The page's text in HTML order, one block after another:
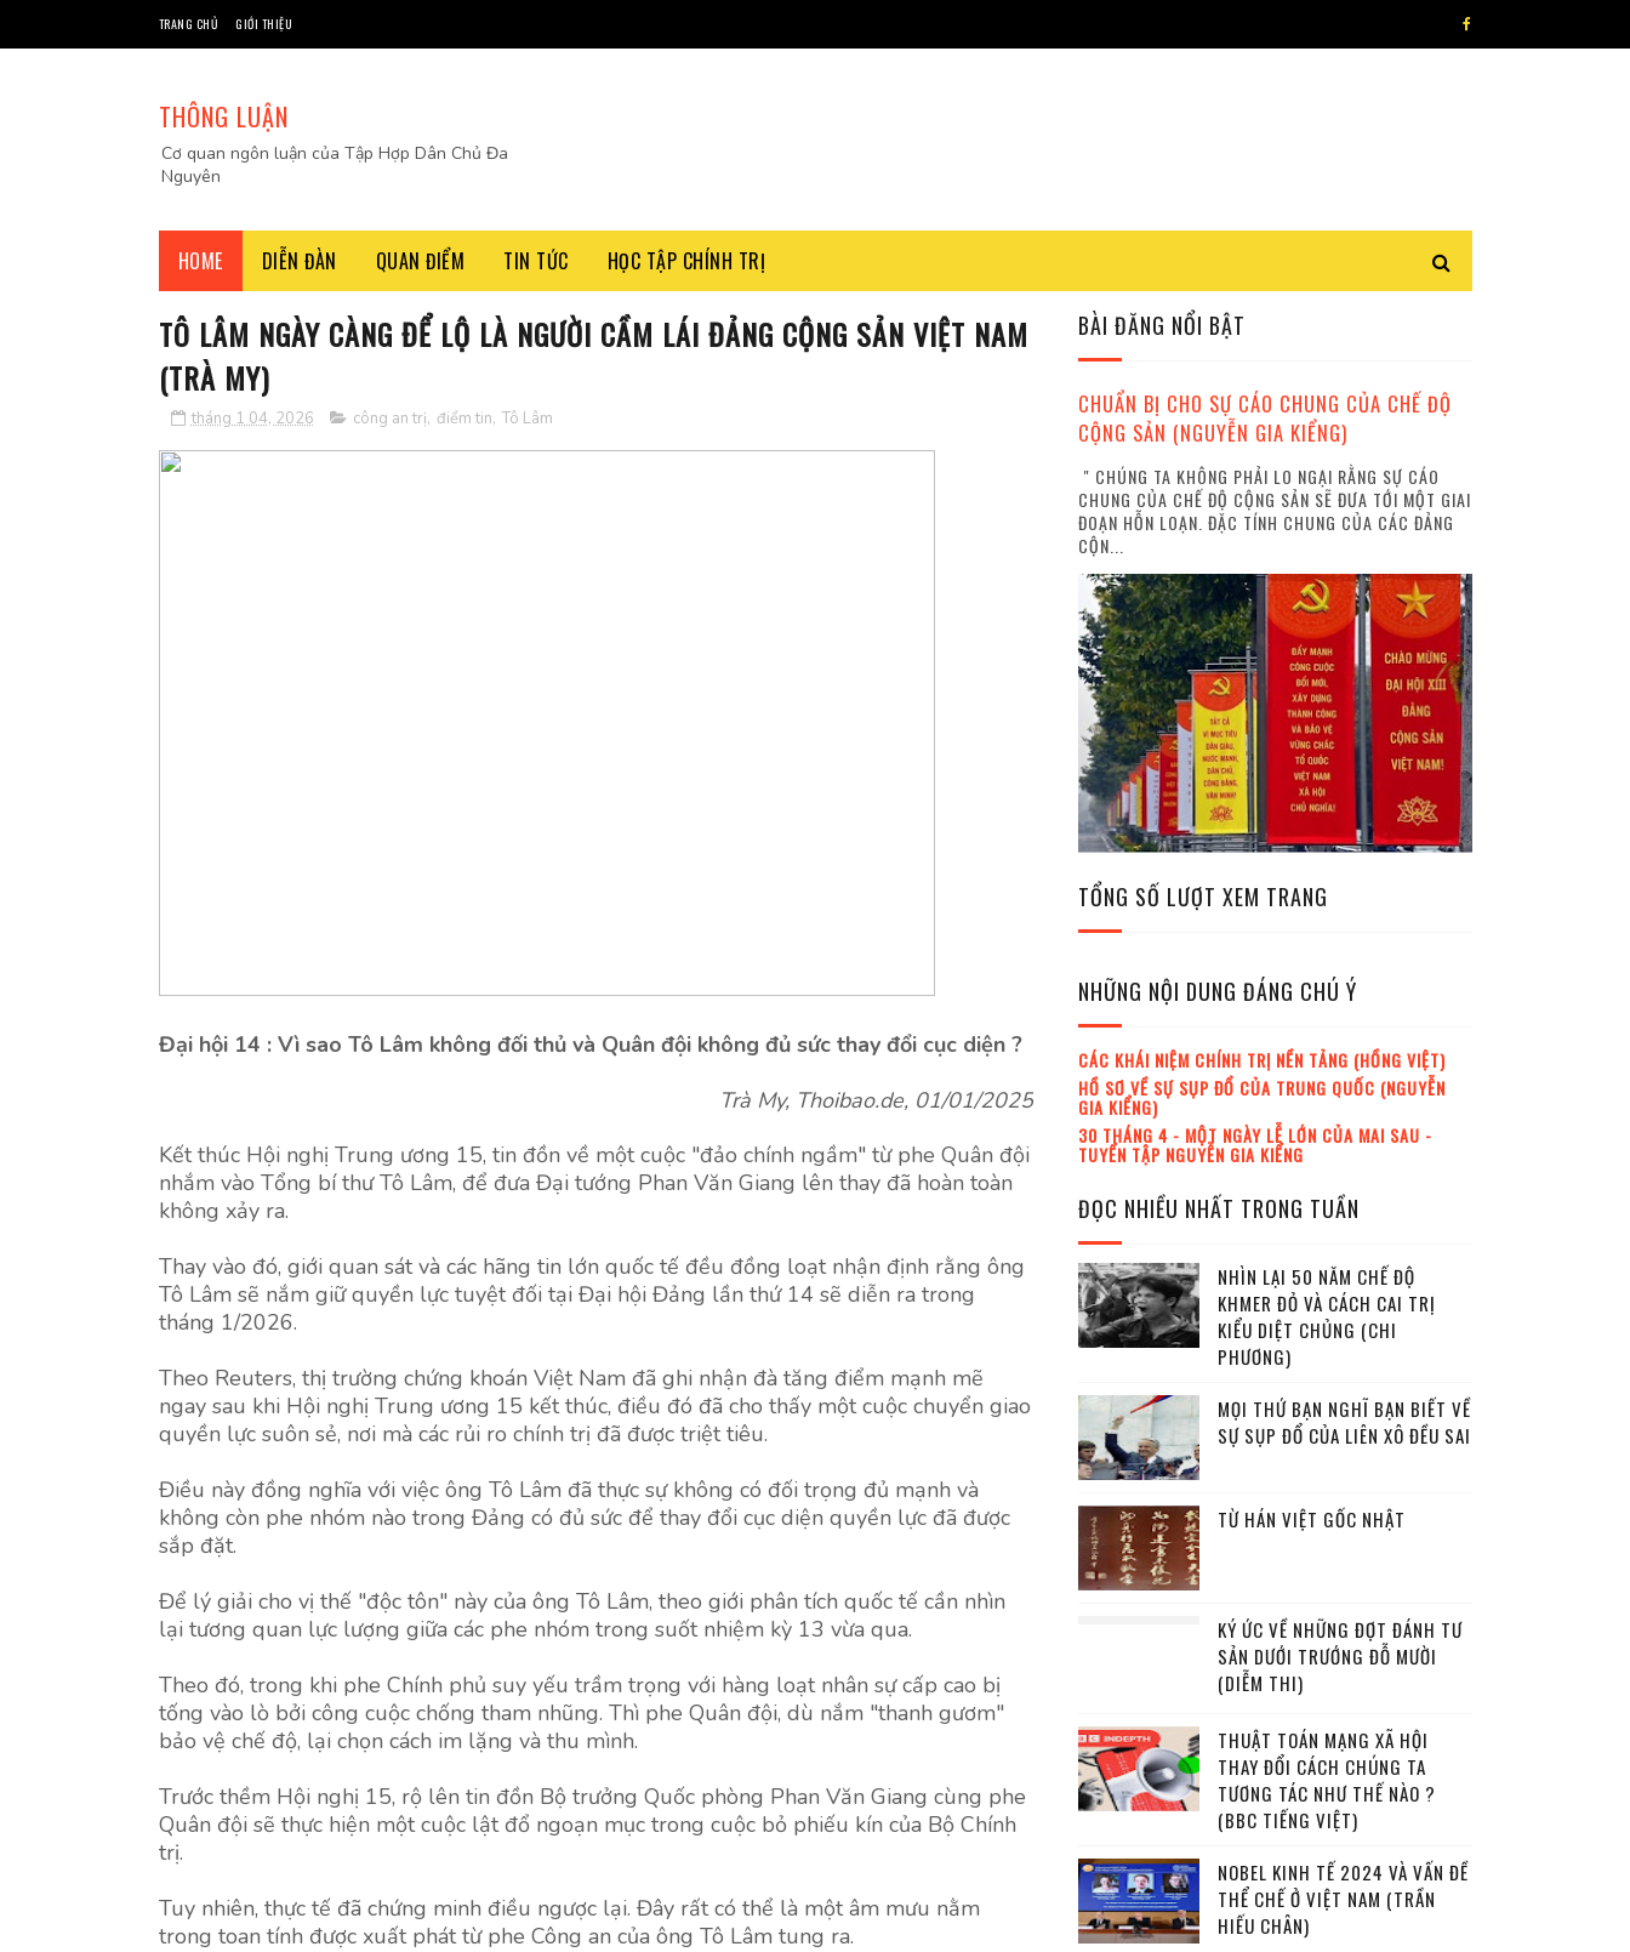
TRANG CHỦ GIỚI THIỆU
THÔNG LUẬN
Cơ quan ngôn luận của Tập Hợp Dân Chủ Đa
Nguyên
HOME DIỄN ĐÀN QUAN ĐIỂM TIN TỨC HỌC TẬP CHÍNH TRỊ
TÔ LÂM NGÀY CÀNG ĐỂ LỘ LÀ NGƯỜI CẦM LÁI ĐẢNG CỘNG SẢN VIỆT NAM
(TRÀ MY)
tháng 1 04, 2026 công an trị, điểm tin, Tô Lâm
Đại hội 14 : Vì sao Tô Lâm không đối thủ và Quân đội không đủ sức thay đổi cục diện ?
Trà My, Thoibao.de, 01/01/2025
Kết thúc Hội nghị Trung ương 15, tin đồn về một cuộc "đảo chính ngầm" từ phe Quân đội
nhắm vào Tổng bí thư Tô Lâm, để đưa Đại tướng Phan Văn Giang lên thay đã hoàn toàn
không xảy ra.
Thay vào đó, giới quan sát và các hãng tin lớn quốc tế đều đồng loạt nhận định rằng ông
Tô Lâm sẽ nắm giữ quyền lực tuyệt đối tại Đại hội Đảng lần thứ 14 sẽ diễn ra trong
tháng 1/2026.
Theo Reuters, thị trường chứng khoán Việt Nam đã ghi nhận đà tăng điểm mạnh mẽ
ngay sau khi Hội nghị Trung ương 15 kết thúc, điều đó đã cho thấy một cuộc chuyển giao
quyền lực suôn sẻ, nơi mà các rủi ro chính trị đã được triệt tiêu.
Điều này đồng nghĩa với việc ông Tô Lâm đã thực sự không có đối trọng đủ mạnh và
không còn phe nhóm nào trong Đảng có đủ sức để thay đổi cục diện quyền lực đã được
sắp đặt.
Để lý giải cho vị thế "độc tôn" này của ông Tô Lâm, theo giới phân tích quốc tế cần nhìn
lại tương quan lực lượng giữa các phe nhóm trong suốt nhiệm kỳ 13 vừa qua.
Theo đó, trong khi phe Chính phủ suy yếu trầm trọng với hàng loạt nhân sự cấp cao bị
tống vào lò bởi công cuộc chống tham nhũng. Thì phe Quân đội, dù nắm "thanh gươm"
bảo vệ chế độ, lại chọn cách im lặng và thu mình.
Trước thềm Hội nghị 15, rộ lên tin đồn Bộ trưởng Quốc phòng Phan Văn Giang cùng phe
Quân đội sẽ thực hiện một cuộc lật đổ ngoạn mục trong cuộc bỏ phiếu kín của Bộ Chính
trị.
Tuy nhiên, thực tế đã chứng minh điều ngược lại. Đây rất có thể là một âm mưu nằm
trong toan tính được xuất phát từ phe Công an của ông Tô Lâm tung ra.
BÀI ĐĂNG NỔI BẬT
CHUẨN BỊ CHO SỰ CÁO CHUNG CỦA CHẾ ĐỘ
CỘNG SẢN (NGUYỄN GIA KIỂNG)
" CHÚNG TA KHÔNG PHẢI LO NGẠI RẰNG SỰ CÁO
CHUNG CỦA CHẾ ĐỘ CỘNG SẢN SẼ ĐƯA TỚI MỘT GIAI
ĐOẠN HỖN LOẠN. ĐẶC TÍNH CHUNG CỦA CÁC ĐẢNG
CỘN...
TỔNG SỐ LƯỢT XEM TRANG
NHỮNG NỘI DUNG ĐÁNG CHÚ Ý
CÁC KHÁI NIỆM CHÍNH TRỊ NỀN TẢNG (HỒNG VIỆT)
HỒ SƠ VỀ SỰ SỤP ĐỔ CỦA TRUNG QUỐC (NGUYỄN
GIA KIỂNG)
30 THÁNG 4 - MỘT NGÀY LỄ LỚN CỦA MAI SAU -
TUYỂN TẬP NGUYỄN GIA KIỂNG
ĐỌC NHIỀU NHẤT TRONG TUẦN
NHÌN LẠI 50 NĂM CHẾ ĐỘ
KHMER ĐỎ VÀ CÁCH CAI TRỊ
KIỂU DIỆT CHỦNG (CHI
PHƯƠNG)
MỌI THỨ BẠN NGHĨ BẠN BIẾT VỀ
SỰ SỤP ĐỔ CỦA LIÊN XÔ ĐỀU SAI
TỪ HÁN VIỆT GỐC NHẬT
KÝ ỨC VỀ NHỮNG ĐỢT ĐÁNH TƯ
SẢN DƯỚI TRƯỚNG ĐỖ MƯỜI
(DIỄM THI)
THUẬT TOÁN MẠNG XÃ HỘI
THAY ĐỔI CÁCH CHÚNG TA
TƯƠNG TÁC NHƯ THẾ NÀO ?
(BBC TIẾNG VIỆT)
NOBEL KINH TẾ 2024 VÀ VẤN ĐỀ
THỂ CHẾ Ở VIỆT NAM (TRẦN
HIẾU CHÂN)